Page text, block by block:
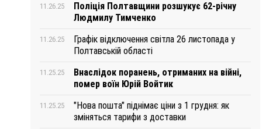
11.26.25
Поліція Полтавщини розшукує 62-річну
Людмилу Тимченко
11.26.25
Графік відключення світла 26 листопада у
Полтавській області
11.25.25
Внаслідок поранень, отриманих на війні,
помер воїн Юрій Войтик
11.25.25
"Нова пошта" піднімає ціни з 1 грудня: як
зміняться тарифи з доставки